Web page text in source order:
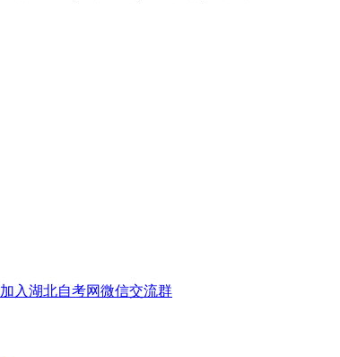
加入湖北自考网微信交流群